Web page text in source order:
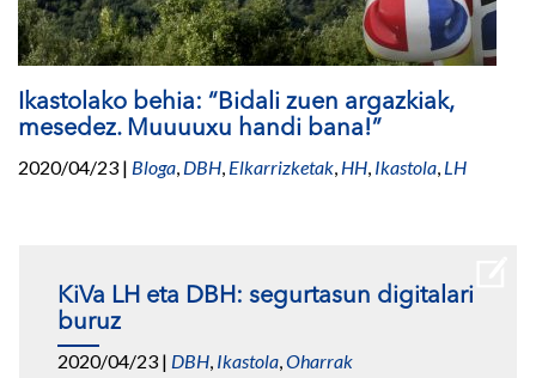
Ikastolako behia: “Bidali zuen argazkiak,
mesedez. Muuuuxu handi bana!”
2020/04/23 | Bloga, DBH, Elkarrizketak, HH, Ikastola, LH
KiVa LH eta DBH: segurtasun digitalari
buruz
2020/04/23 | DBH, Ikastola,Oharrak